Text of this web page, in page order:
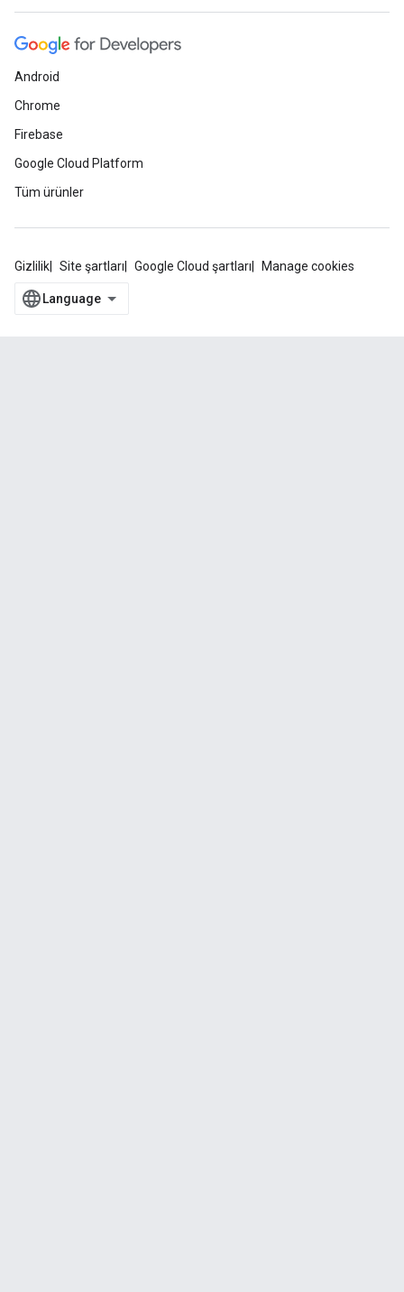
Android
Chrome
Firebase
Google Cloud Platform
Tüm ürünler
Gizlilik Site şartları Google Cloud şartları Manage cookies